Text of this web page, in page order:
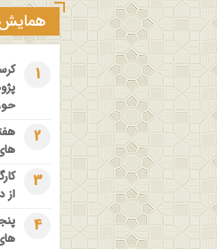
مدرسه
اولین
1 سال قبل
با
1
2
3
از
4